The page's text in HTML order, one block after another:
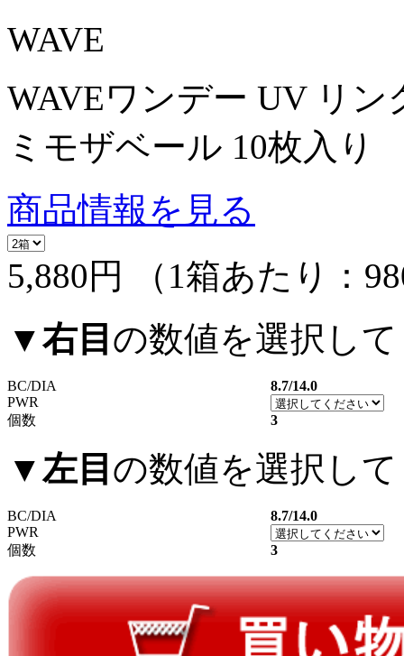
WAVE
WAVEワンデー UV リ
ミモザベール 10枚入り
商品情報を見る
5,880円
（1箱あたり：
▼右目 の数値を選択し
BC/DIA
8.7/14.0
PWR
個数
3
▼左目 の数値を選択し
BC/DIA
8.7/14.0
PWR
個数
3